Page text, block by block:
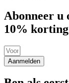
Abonneer u
10%
Aanmelden